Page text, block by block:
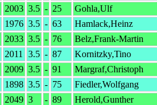
2003 3.5 - 25 Gohla,Ulf
1976 3.5 - 63 Hamlack,Heinz
2033 3.5 - 76 Belz,Frank-Martin
2011 3.5 - 87 Kornitzky,Tino
2009 3.5 - 91 Margraf,Christoph
1898 3.5 - 75 Fiedler,Wolfgang
2049 3 - 89 Herold,Gunther